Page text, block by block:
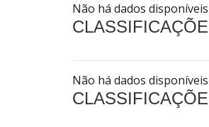
Não há dados disponíveis
Não há dados disponíveis